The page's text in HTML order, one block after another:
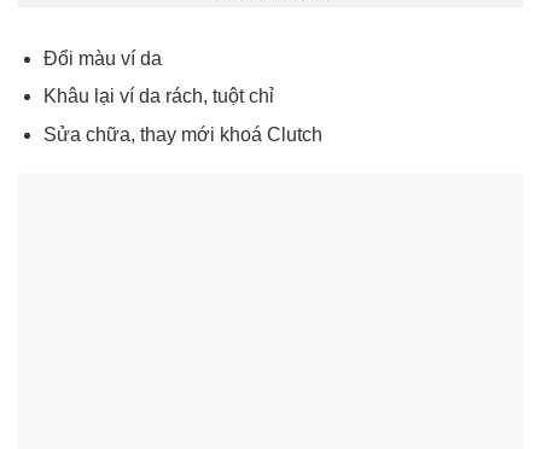
Đổi màu ví da
Khâu lại ví da rách, tuột chỉ
Sửa chữa, thay mới khoá Clutch